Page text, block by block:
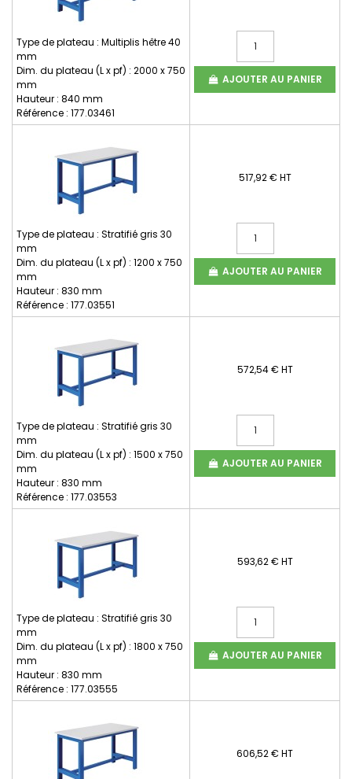
Type de plateau : Multiplis hêtre 40
mm
Dim. du plateau (L x pf) : 2000 x 750
mm
Hauteur : 840 mm
Référence : 177.03461
AJOUTER AU PANIER
Type de plateau : Stratifié gris 30
mm
Dim. du plateau (L x pf) : 1200 x 750
mm
Hauteur : 830 mm
Référence : 177.03551
517,92 € HT
AJOUTER AU PANIER
Type de plateau : Stratifié gris 30
mm
Dim. du plateau (L x pf) : 1500 x 750
mm
Hauteur : 830 mm
Référence : 177.03553
572,54 € HT
AJOUTER AU PANIER
Type de plateau : Stratifié gris 30
mm
Dim. du plateau (L x pf) : 1800 x 750
mm
Hauteur : 830 mm
Référence : 177.03555
593,62 € HT
AJOUTER AU PANIER
606,52 € HT